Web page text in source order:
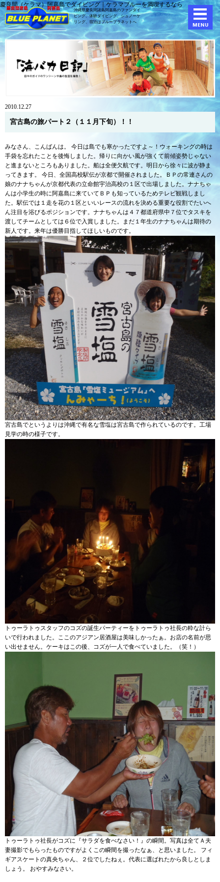
慶良間（ケラマ）阿嘉島でダイビング｜ケラマブルーを満喫するなら
沖縄県慶良間諸島阿嘉島のファンダイ
ビング、体験ダイビング、シュノーケ
リング、宿泊はブループラネットへ
2010.12.27
宮古島の旅パート２（１１月下旬）！！
みなさん、こんばんは。 今日は島でも寒かったですよ～！ウォーキングの時は
手袋を忘れたことを後悔しました。帰りに向かい風が強くて前傾姿勢じゃない
と進まないところもありました。船は全便欠航です。明日から徐々に波が静ま
ってきます。 今日、全国高校駅伝が京都で開催されました。ＢＰの常連さんの
娘のナナちゃんが京都代表の立命館宇治高校の１区で出場しました。ナナちゃ
んは小学生の時に阿嘉島に来ていてＢＰも知っているためテレビ観戦しまし
た。駅伝では１走を花の１区といいレースの流れを決める重要な役割でたいへ
ん注目を浴びるポジションです。ナナちゃんは４７都道府県中７位でタスキを
渡してチームとしては６位で入賞しました。まだ１年生のナナちゃんは期待の
新人です。来年は優勝目指してほしいものです。
宮古島でというよりは沖縄で有名な雪塩は宮古島で作られているのです。工場
見学の時の様子です。
トゥーラトゥスタッフのコズの誕生パーティーをトゥーラトゥ社長の粋な計ら
いで行われました。ここのアジアン居酒屋は美味しかったぁ。お店の名前が思
い出せません。ケーキはこの後、コズが一人で食べていました。（笑！）
トゥーラトゥ社長がコズに『サラダを食べなさい！』の瞬間。写真は全てＡ夫
妻撮影でもらったものですがよくこの瞬間を撮ったなぁ、と思いました。 フィ
ギアスケートの真央ちゃん、２位でしたねぇ。代表に選ばれたから良しとしま
しょう。 おやすみなさい。